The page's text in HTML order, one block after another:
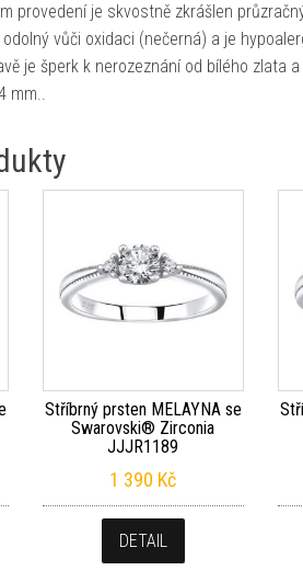
provedení je skvostně zkrášlen
vůči oxidaci (nečerná) a je
je šperk k nerozeznání od bílého zlata
mm..
Stříbrný prsten MELAYNA se
Swarovski® Zirconia
JJJR1189
1 390 Kč
DETAIL